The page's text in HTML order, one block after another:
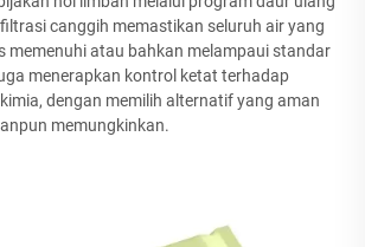
canggih memastikan seluruh air yang
memenuhi atau bahkan melampaui standar
menerapkan kontrol ketat terhadap
dengan memilih alternatif yang aman
memungkinkan.